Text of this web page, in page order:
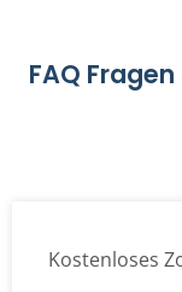
FAQ
Kostenloses